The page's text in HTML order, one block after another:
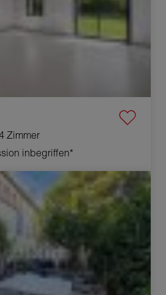
Zimmer
inbegriffen*
3 Zimmer 42 m²